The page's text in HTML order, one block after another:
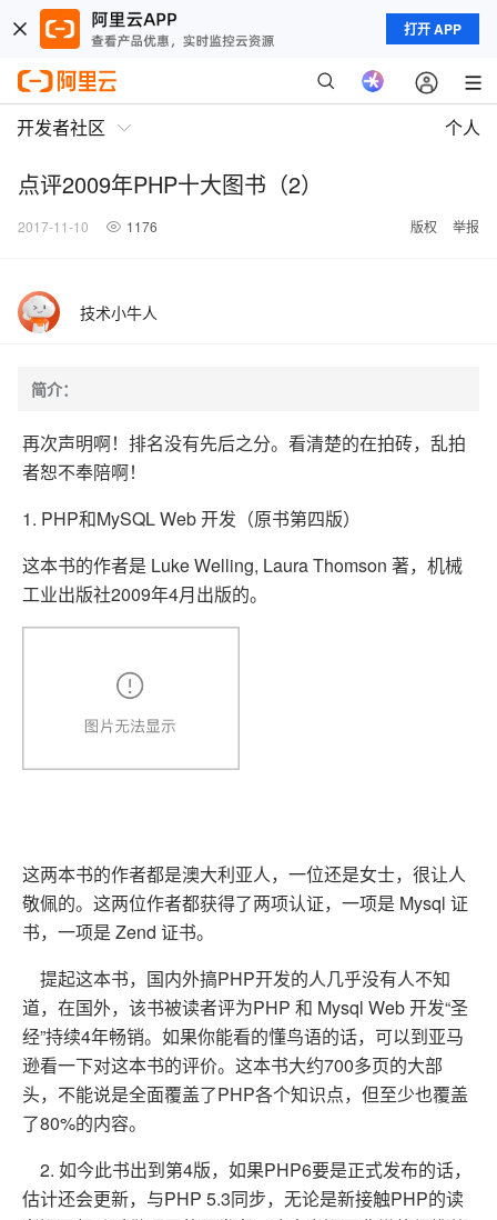
打开 APP
开发者社区 个人
点评2009年PHP十大图书（2）
2017-11-10 1176 版权 举报
技术小牛人
简介：
再次声明啊！排名没有先后之分。看清楚的在拍砖，乱拍
者恕不奉陪啊！
1. PHP和MySQL Web 开发（原书第四版）
这本书的作者是 Luke Welling, Laura Thomson 著，机械
工业出版社2009年4月出版的。
这两本书的作者都是澳大利亚人，一位还是女士，很让人
敬佩的。这两位作者都获得了两项认证，一项是 Mysql 证
书，一项是 Zend 证书。
提起这本书，国内外搞PHP开发的人几乎没有人不知
道，在国外，该书被读者评为PHP 和 Mysql Web 开发“圣
经”持续4年畅销。如果你能看的懂鸟语的话，可以到亚马
逊看一下对这本书的评价。这本书大约700多页的大部
头，不能说是全面覆盖了PHP各个知识点，但至少也覆盖
了80%的内容。
2. 如今此书出到第4版，如果PHP6要是正式发布的话，
估计还会更新，与PHP 5.3同步，无论是新接触PHP的读